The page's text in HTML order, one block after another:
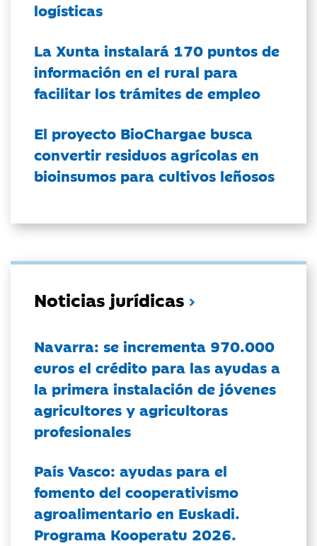
logísticas
La Xunta instalará 170 puntos de
información en el rural para
facilitar los trámites de empleo
El proyecto BioChargae busca
convertir residuos agrícolas en
bioinsumos para cultivos leñosos
Noticias jurídicas
Navarra: se incrementa 970.000
euros el crédito para las ayudas a
la primera instalación de jóvenes
agricultores y agricultoras
profesionales
País Vasco: ayudas para el
fomento del cooperativismo
agroalimentario en Euskadi.
Programa Kooperatu 2026.